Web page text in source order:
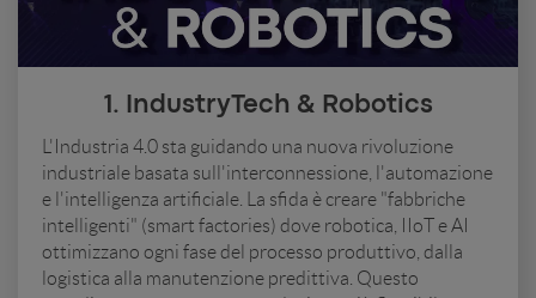
1. IndustryTech & Robotics
L'Industria 4.0 sta guidando una nuova rivoluzione
industriale basata sull'interconnessione, l'automazione
e l'intelligenza artificiale. La sfida è creare "fabbriche
intelligenti" (smart factories) dove robotica, IIoT e AI
ottimizzano ogni fase del processo produttivo, dalla
logistica alla manutenzione predittiva. Questo